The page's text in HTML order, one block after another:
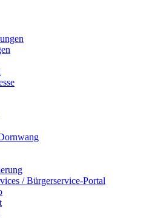
/ Bürgerservice-Portal